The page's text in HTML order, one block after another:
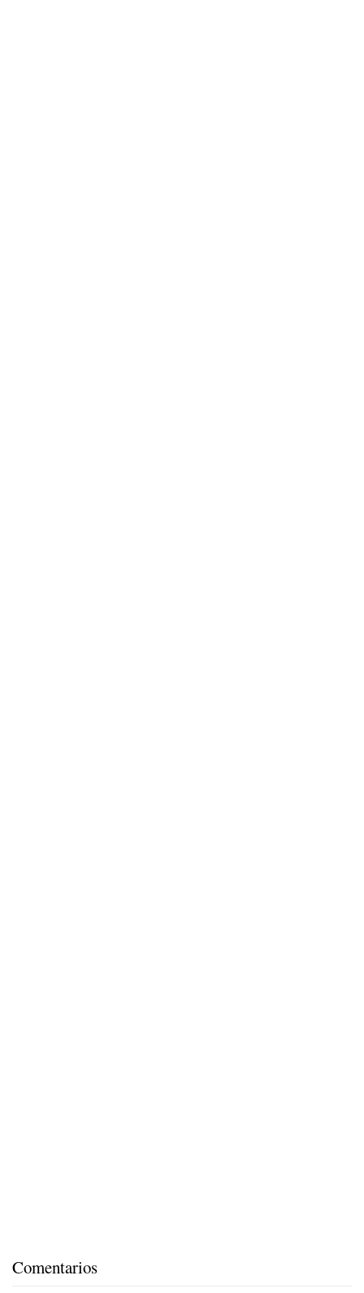
Comentarios